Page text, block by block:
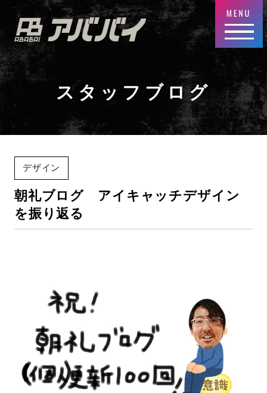
スタッフブログ
デザイン
朝礼ブログ アイキャッチデザイン
を振り返る